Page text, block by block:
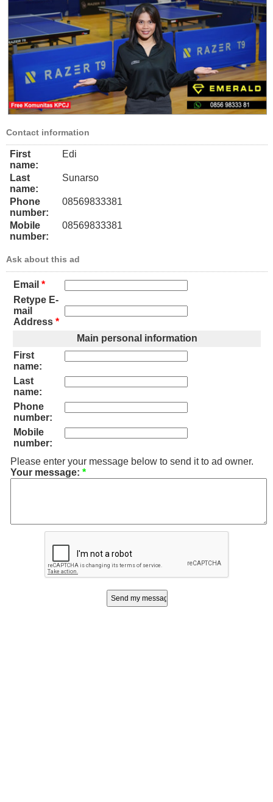
Contact information
First
name:
Edi
Last
name:
Sunarso
Phone
number:
08569833381
Mobile
number:
08569833381
Ask about this ad
Email *
Retype E-
mail
Address *
Main personal information
First
name:
Last
name:
Phone
number:
Mobile
number:
Please enter your message below to send it to ad owner.
Your message: *